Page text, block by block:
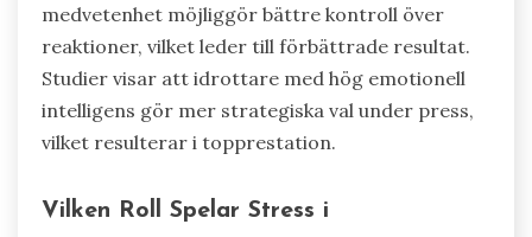
medvetenhet möjliggör bättre kontroll över
reaktioner, vilket leder till förbättrade resultat.
Studier visar att idrottare med hög emotionell
intelligens gör mer strategiska val under press,
vilket resulterar i topprestation.
Vilken Roll Spelar Stress i